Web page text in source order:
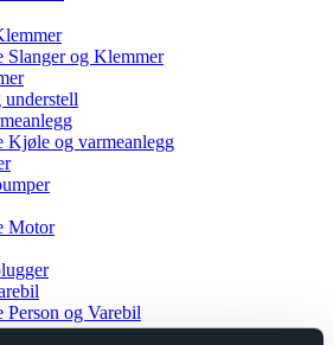
Slanger og Klemmer
understell
Kjøle og varmeanlegg
Motor
Person og Varebil